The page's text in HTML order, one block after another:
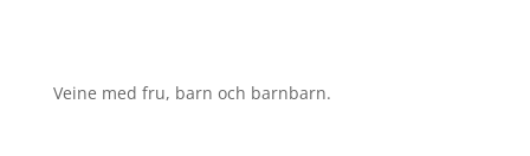
Veine med fru, barn och barnbarn.